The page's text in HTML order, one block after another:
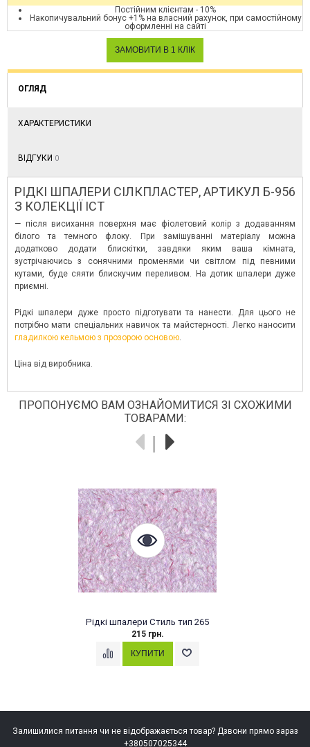
Постійним клієнтам - 10%
Накопичувальний бонус +1% на власний рахунок, при самостійному
оформленні на сайті
ОГЛЯД
ХАРАКТЕРИСТИКИ
ВІДГУКИ 0
РІДКІ ШПАЛЕРИ СІЛКПЛАСТЕР, АРТИКУЛ Б-956
З КОЛЕКЦІЇ ІСТ
— після висихання поверхня має фіолетовий колір з додаванням
білого та темного флоку. При замішуванні матеріалу можна
додатково додати блискітки, завдяки яким ваша кімната,
зустрічаючись з сонячними променями чи світлом під певними
кутами, буде сяяти блискучим переливом. На дотик шпалери дуже
приємні.
Рідкі шпалери дуже просто підготувати та нанести. Для цього не
потрібно мати спеціальних навичок та майстерності. Легко наносити
гладилкою кельмою з прозорою основою
Ціна від виробника.
ПРОПОНУЄМО ВАМ ОЗНАЙОМИТИСЯ ЗІ СХОЖИМИ
ТОВАРАМИ:
Рідкі шпалери Стиль тип 265
215 грн.
Залишилися питання чи не відображається товар? Дзвони прямо зараз
+380507025344